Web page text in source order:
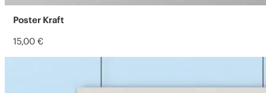
Poster Kraft
15,00 €